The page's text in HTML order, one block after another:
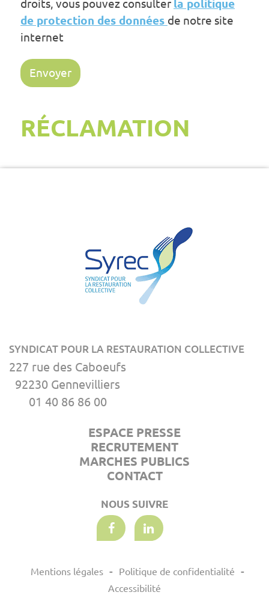
droits, vous pouvez consulter la politique
de protection des données de notre site
internet
RÉCLAMATION
SYNDICAT POUR LA RESTAURATION COLLECTIVE
227 rue des Caboeufs
92230 Gennevilliers
01 40 86 86 00
ESPACE PRESSE
RECRUTEMENT
MARCHES PUBLICS
CONTACT
NOUS SUIVRE
Mentions légales
Politique de confidentialité
Accessibilité